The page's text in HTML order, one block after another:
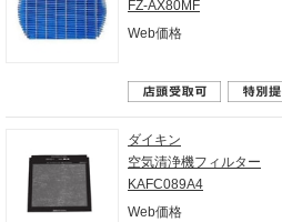
FZ-AX80MF
Web価格
ダイキン
空気清浄機フィルター
KAFC089A4
Web価格